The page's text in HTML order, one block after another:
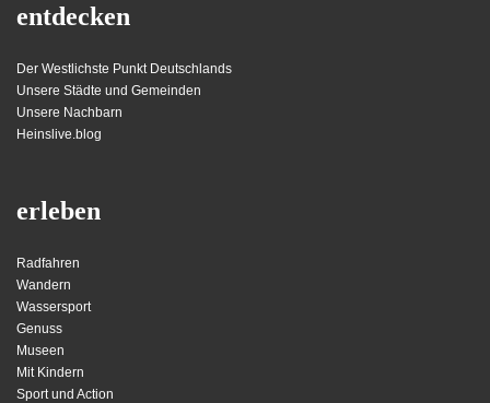
entdecken
Der Westlichste Punkt Deutschlands
Unsere Städte und Gemeinden
Unsere Nachbarn
Heinslive.blog
erleben
Radfahren
Wandern
Wassersport
Genuss
Museen
Mit Kindern
Sport und Action